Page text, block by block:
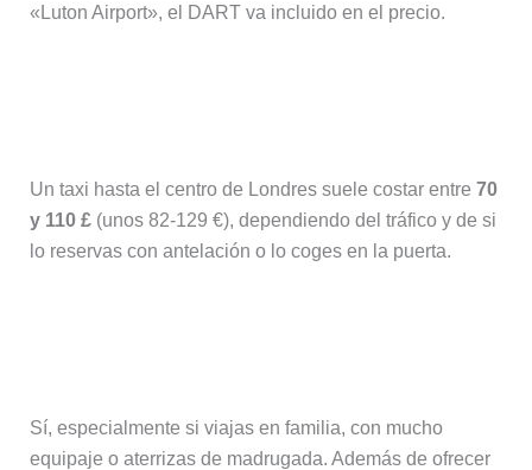
«Luton Airport», el DART va incluido en el precio.
Un taxi hasta el centro de Londres suele costar entre 70
y 110 £(unos 82-129 €), dependiendo del tráfico y de si
lo reservas con antelación o lo coges en la puerta.
Sí, especialmente si viajas en familia, con mucho
equipaje o aterrizas de madrugada. Además de ofrecer